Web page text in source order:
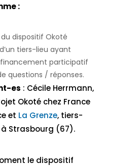
:
dispositif Okoté
tiers-lieu ayant
participatif
questions / réponses.
es : Cécile Herrmann,
Okoté chez France
et La Grenze, tiers-
Strasbourg (67).
le dispositif